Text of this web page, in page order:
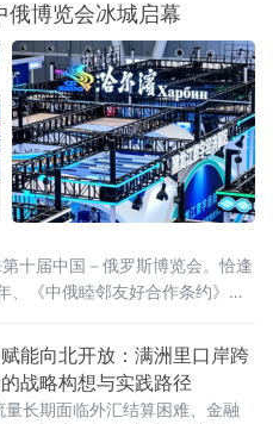
俄博览会冰城启幕
十届中国－俄罗斯博览会。恰逢
《中俄睦邻友好合作条约》签
北开放的“成绩单”，也为正在提
当天，国家主席习近平同俄罗斯
平指出，希望两国各界以本届
能向北开放：满洲里口岸跨
战略构想与实践路径
量长期面临外汇结算困难、金融